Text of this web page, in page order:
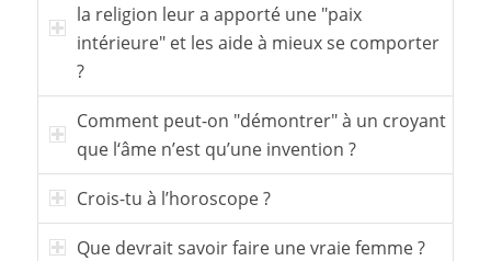
la religion leur a apporté une "paix
intérieure" et les aide à mieux se comporter
?
Comment peut-on "démontrer" à un croyant
que l‘âme n’est qu’une invention ?
Crois-tu à l’horoscope ?
Que devrait savoir faire une vraie femme ?